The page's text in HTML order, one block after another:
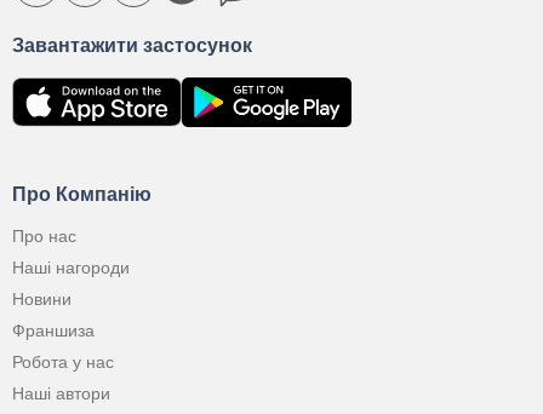
Про Компанію
Про нас
Наші нагороди
Новини
Франшиза
Робота у нас
Наші автори
Завантажити застосунок